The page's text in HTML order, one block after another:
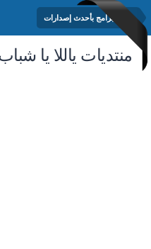
مكتبة البرامج بأحدث إصدارات
منتديات ياللا يا شباب